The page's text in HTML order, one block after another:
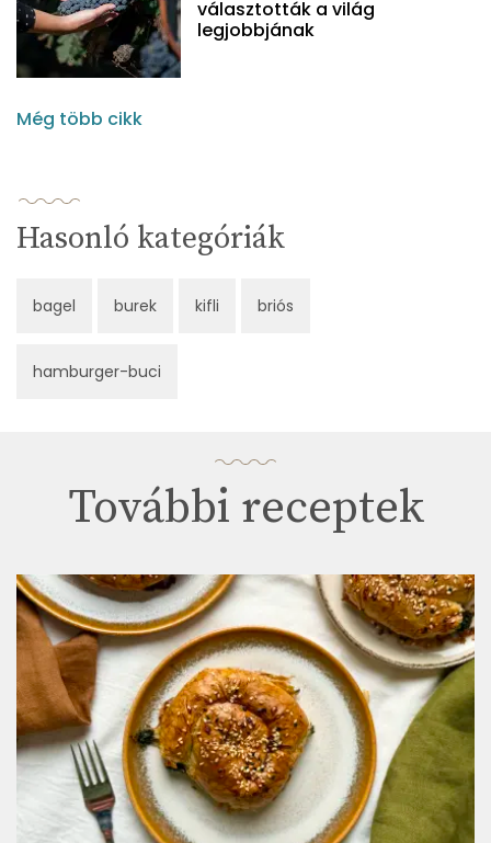
választották a világ
legjobbjának
Még több cikk
Hasonló kategóriák
bagel burek kifli briós
hamburger-buci
További receptek